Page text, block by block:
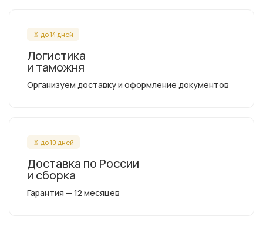
до 14 дней
Логистика
и таможня
Организуем доставку и оформление документов
до 10 дней
Доставка по России
и сборка
Гарантия — 12 месяцев